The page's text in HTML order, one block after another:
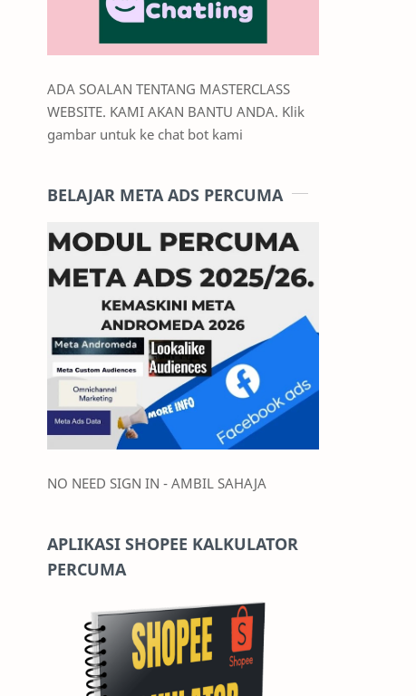
ADA SOALAN TENTANG MASTERCLASS
WEBSITE. KAMI AKAN BANTU ANDA. Klik
gambar untuk ke chat bot kami
BELAJAR META ADS PERCUMA
NO NEED SIGN IN - AMBIL SAHAJA
APLIKASI SHOPEE KALKULATOR
PERCUMA